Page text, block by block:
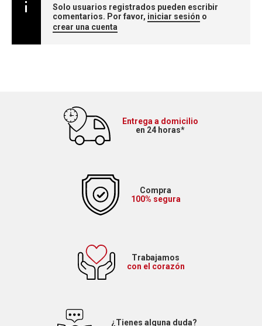
Solo usuarios registrados pueden escribir
comentarios. Por favor, iniciar sesión o
crear una cuenta
Entrega a domicilio
en 24 horas*
Compra
100% segura
Trabajamos
con el corazón
¿Tienes alguna duda?